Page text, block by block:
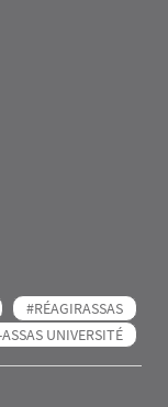
#RÉAGIRASSAS
UNIVERSITÉ